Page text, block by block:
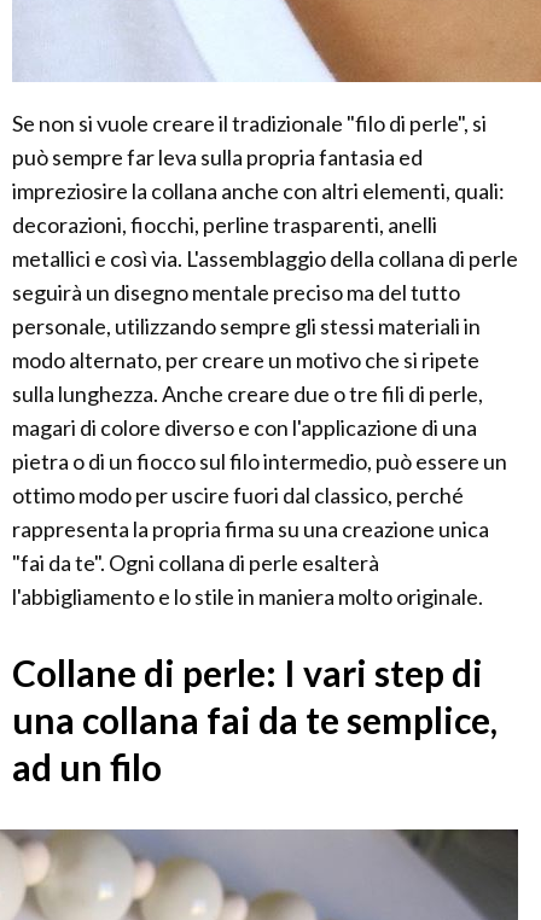
Se non si vuole creare il tradizionale "filo di perle", si
può sempre far leva sulla propria fantasia ed
impreziosire la collana anche con altri elementi, quali:
decorazioni, fiocchi, perline trasparenti, anelli
metallici e così via. L'assemblaggio della collana di perle
seguirà un disegno mentale preciso ma del tutto
personale, utilizzando sempre gli stessi materiali in
modo alternato, per creare un motivo che si ripete
sulla lunghezza. Anche creare due o tre fili di perle,
magari di colore diverso e con l'applicazione di una
pietra o di un fiocco sul filo intermedio, può essere un
ottimo modo per uscire fuori dal classico, perché
rappresenta la propria firma su una creazione unica
"fai da te". Ogni collana di perle esalterà
l'abbigliamento e lo stile in maniera molto originale.
Collane di perle: I vari step di
una collana fai da te semplice,
ad un filo